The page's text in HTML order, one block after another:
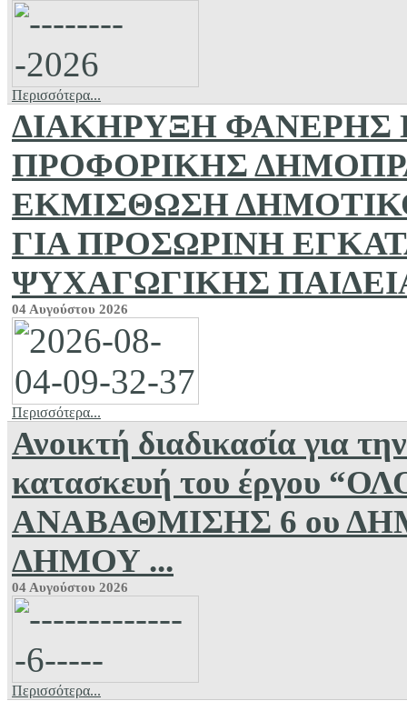
Περισσότερα...
ΔΙΑΚΗΡΥΞΗ ΦΑΝΕΡΗΣ
ΠΡΟΦΟΡΙΚΗΣ
ΕΚΜΙΣΘΩΣΗ
ΓΙΑ ΠΡΟΣΩΡΙΝΗ
ΨΥΧΑΓΩΓΙΚΗΣ
04 Αυγούστου 2026
Περισσότερα...
Ανοικτή διαδικασία για
κατασκευή του έργου
ΑΝΑΒΑΘΜΙΣΗΣ 6 ου
ΔΗΜΟΥ ...
04 Αυγούστου 2026
Περισσότερα...